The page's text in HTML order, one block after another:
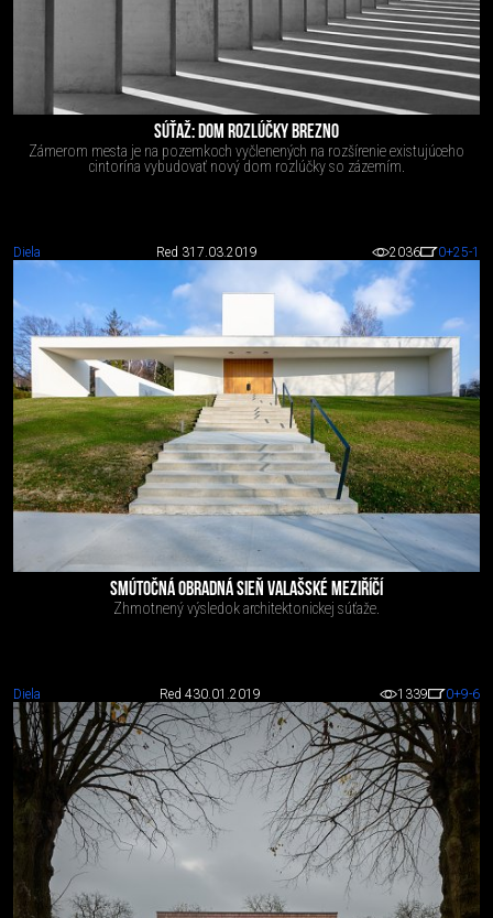
SÚŤAŽ: DOM ROZLÚČKY BREZNO
Zámerom mesta je na pozemkoch vyčlenených na rozšírenie existujúceho
cintorína vybudovať nový dom rozlúčky so zázemím.
Diela Red 317.03.2019 2036 0+25-1
SMÚTOČNÁ OBRADNÁ SIEŇ VALAŠSKÉ MEZIŘÍČÍ
Zhmotnený výsledok architektonickej súťaže.
Diela Red 430.01.2019 1339 0+9-6